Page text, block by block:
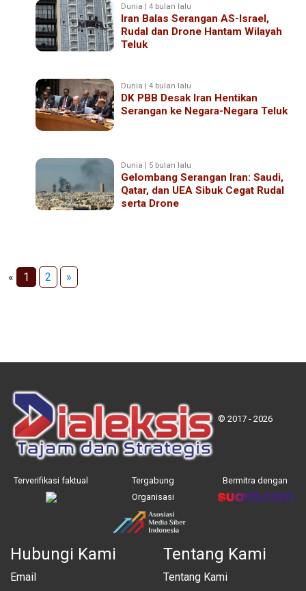
Dunia | 4 bulan lalu
Iran Balas Serangan AS-Israel,
Rudal dan Drone Hantam Wilayah
Teluk
Dunia | 4 bulan lalu
DK PBB Desak Iran Hentikan
Serangan ke Negara-Negara Teluk
Dunia | 5 bulan lalu
Gelombang Serangan Iran: Saudi,
Qatar, dan UEA Sibuk Cegat Rudal
serta Drone
« 1 2 »
© 2017 - 2026
Terverifikasi faktual
Tergabung
Organisasi
Bermitra dengan
Hubungi Kami
Email
Tentang Kami
Tentang Kami